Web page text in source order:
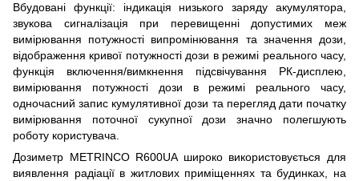
Вбудовані функції: індикація низького заряду акумулятора,
звукова сигналізація при перевищенні допустимих меж
вимірювання потужності випромінювання та значення дози,
відображення кривої потужності дози в режимі реального часу,
функція включення/вимкнення підсвічування РК-дисплею,
вимірювання потужності дози в режимі реального часу,
одночасний запис кумулятивної дози та перегляд дати початку
вимірювання поточної сукупної дози значно полегшують
роботу користувача.
Дозиметр METRINCO R600UA широко використовується для
виявлення радіації в житлових приміщеннях та будинках, на